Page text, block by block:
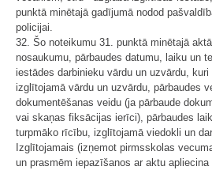
punktā minētajā gadījumā nodod
policijai.
32. Šo noteikumu 31. punktā minētajā
nosaukumu, pārbaudes datumu, laiku un
iestādes darbinieku vārdu un uzvārdu,
izglītojamā vārdu un uzvārdu, pārbaudes
dokumentēšanas veidu (ja pārbaude
vai skaņas fiksācijas ierīci), pārbaudes
turpmāko rīcību, izglītojamā viedokli un
Izglītojamais (izņemot pirmsskolas
un prasmēm iepazīšanos ar aktu